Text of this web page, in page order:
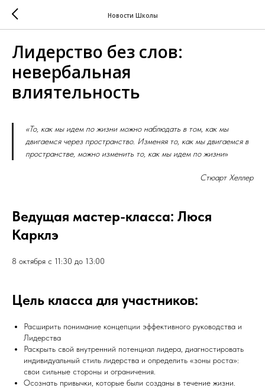
Новости Школы
Лидерство без слов:
невербальная
влиятельность
«То, как мы идем по жизни можно наблюдать в том, как мы
двигаемся через пространство. Изменяя то, как мы двигаемся в
пространстве, можно изменить то, как мы идем по жизни»
Стюарт Хеллер
Ведущая мастер-класса: Люcя
Карклэ
8 октября с 11:30 до 13:00
Цель класса для участников:
Расширить понимание концепции эффективного руководства и
Лидерства
Раскрыть свой внутренний потенциал лидера, диагностировать
индивидуальный стиль лидерства и определить «зоны роста»:
свои сильные стороны и ограничения.
Осознать привычки, которые были созданы в течение жизни.